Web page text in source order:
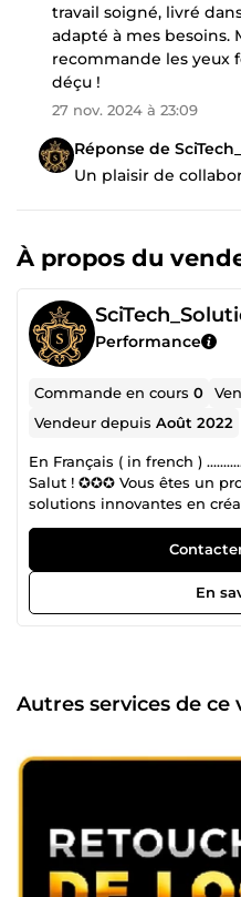
travail soigné, livré
adapté à mes besoins.
recommande les yeux
déçu !
27 nov. 2024 à 23:09
Réponse de
Un plaisir de
À propos du
Performance
Commande en cours0
Vendeur depuisAoût 2022
En Français ( in french )
Salut ! ✪✪✪ Vous êtes un
solutions innovantes en
documentaire approfondie,
êtes au bon endroit pour
Permettez-moi de vous dire
idéale pour transformer vos
►► Chez SciTech_Solutions
années d'expérience en
percutants et sur mesure
travaillé avec une diversité
Avec une expertise
équipe comprend des
expérience considérable
En
Autres services de ce